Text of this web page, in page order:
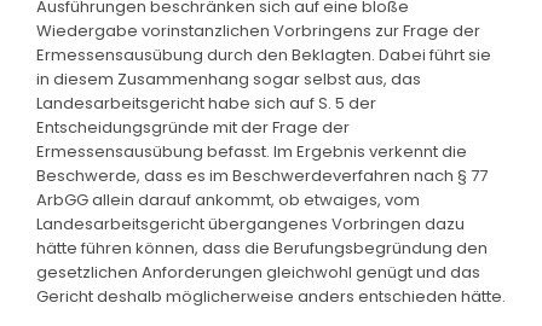
Ausführungen beschränken sich auf eine bloße
Wiedergabe vorinstanzlichen Vorbringens zur Frage der
Ermessensausübung durch den Beklagten. Dabei führt sie
in diesem Zusammenhang sogar selbst aus, das
Landesarbeitsgericht habe sich auf S. 5 der
Entscheidungsgründe mit der Frage der
Ermessensausübung befasst. Im Ergebnis verkennt die
Beschwerde, dass es im Beschwerdeverfahren nach § 77
ArbGG allein darauf ankommt, ob etwaiges, vom
Landesarbeitsgericht übergangenes Vorbringen dazu
hätte führen können, dass die Berufungsbegründung den
gesetzlichen Anforderungen gleichwohl genügt und das
Gericht deshalb möglicherweise anders entschieden hätte.